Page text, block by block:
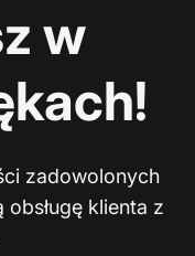
w
zadowolonych
obsługę klienta z